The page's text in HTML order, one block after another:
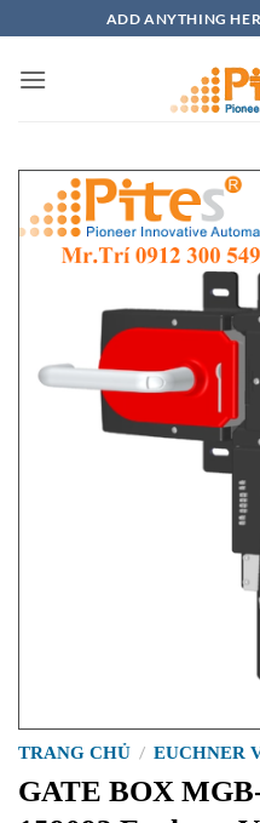
qua
nội
ADD ANYTHING
TRANG CHỦ / EUCHNER
GATE BOX